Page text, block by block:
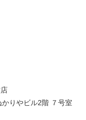
りやビル2階 ７号室